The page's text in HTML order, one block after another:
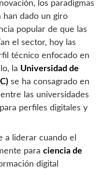
los paradigmas
dado un giro
popular de que las
el sector, hoy las
técnico enfocado en
la Universidad de
se ha consagrado en
las universidades
perfiles digitales y
a liderar cuando el
para ciencia de
digital